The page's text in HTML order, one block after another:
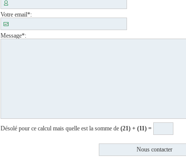
Votre email*:
Message*:
Désolé pour ce calcul mais quelle est la somme de (21) + (11) =